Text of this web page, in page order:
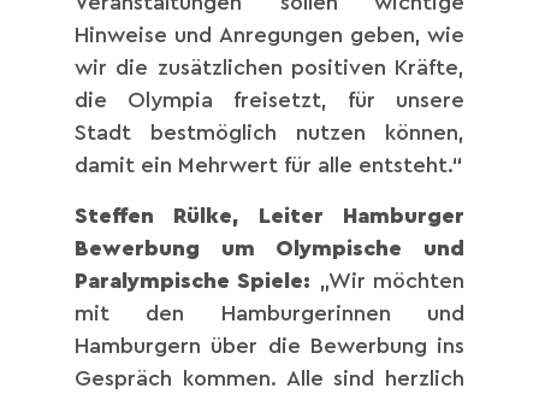
Hinweise und Anregungen geben, wie
wir die zusätzlichen positiven Kräfte,
die Olympia freisetzt, für unsere
Stadt bestmöglich nutzen können,
damit ein Mehrwert für alle entsteht.“
Steffen Rülke, Leiter Hamburger
Bewerbung um Olympische und
Paralympische Spiele: „Wir möchten
mit den Hamburgerinnen und
Hamburgern über die Bewerbung ins
Gespräch kommen. Alle sind herzlich